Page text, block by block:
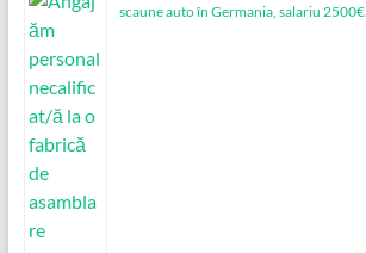
scaune auto în Germania, salariu 2500€.